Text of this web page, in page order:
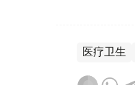
医疗卫生